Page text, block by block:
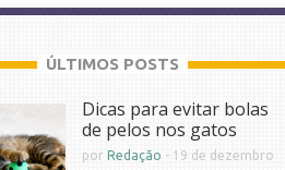
ÚLTIMOS POSTS
Dicas para evitar bolas
de pelos nos gatos
porRedação - 19 de dezembro